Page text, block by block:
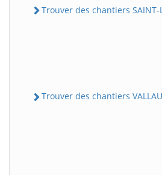
Trouver des chantiers SAINT-
Trouver des chantiers